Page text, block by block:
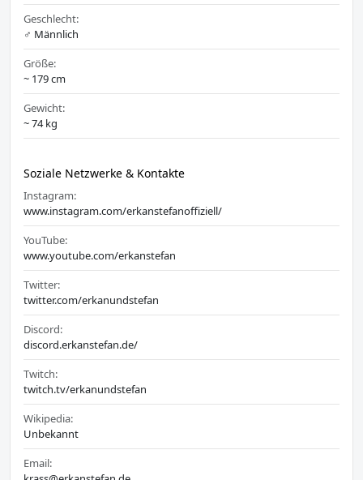
Geschlecht:
♂️ Männlich
Größe:
~ 179 cm
Gewicht:
~ 74 kg
Soziale Netzwerke & Kontakte
Instagram:
www.instagram.com/erkanstefanoffiziell/
YouTube:
www.youtube.com/erkanstefan
Twitter:
twitter.com/erkanundstefan
Discord:
discord.erkanstefan.de/
Twitch:
twitch.tv/erkanundstefan
Wikipedia:
Unbekannt
Email: